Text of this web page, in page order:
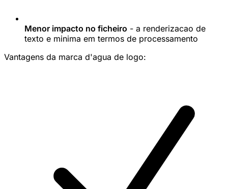
Menor impacto no ficheiro - a renderizacao de
texto e minima em termos de processamento
Vantagens da marca d'agua de logo: